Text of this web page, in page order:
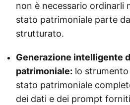
non è necessario ordinarli
stato patrimoniale parte
strutturato.
Generazione intelligente
patrimoniale: lo
stato patrimoniale
dei dati e dei prompt